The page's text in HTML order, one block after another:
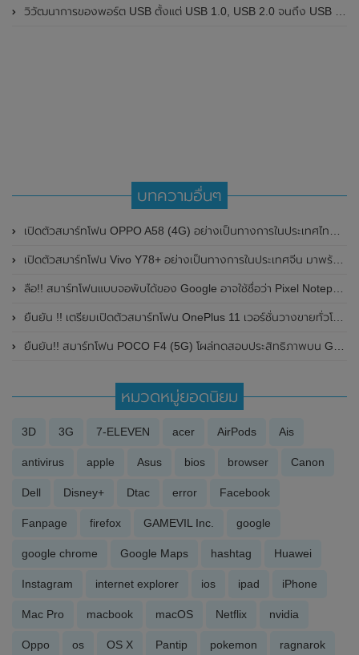
วิวัฒนาการของพอร์ต USB ตั้งแต่ USB 1.0, USB 2.0 จนถึง USB 4 ในปัจจุบัน
บทความอื่นๆ
เปิดตัวสมาร์ทโฟน OPPO A58 (4G) อย่างเป็นทางการในประเทศไทย ในราคาเพียง 6,299 บาท
เปิดตัวสมาร์ทโฟน Vivo Y78+ อย่างเป็นทางการในประเทศจีน มาพร้อมชิปเซ็ต Snapdragon 695 , หน้าจอแสดงผลและแบตเตอรี่ขนาดใหญ่
ลือ!! สมาร์ทโฟนแบบจอพับได้ของ Google อาจใช้ชื่อว่า Pixel Notepad และอาจมีราคาถูกกว่า Samsung Galaxy Z Fold 3
ยืนยัน !! เตรียมเปิดตัวสมาร์ทโฟน OnePlus 11 เวอร์ชั่นวางขายทั่วโลก และหูฟังไร้สาย OnePlus Buds Pro 2 ในวันที่ 7 กุมภาพันธ์ 2023
ยืนยัน!! สมาร์ทโฟน POCO F4 (5G) โผล่ทดสอบประสิทธิภาพบน Geekbench มาพร้อมชิป Qualcomm Snapdragon 870 ลุ้นเปิดตัวในเร็วๆนี้
หมวดหมู่ยอดนิยม
3D 3G 7-ELEVEN acer AirPods Ais
antivirus apple Asus bios browser Canon
Dell Disney+ Dtac error Facebook
Fanpage firefox GAMEVIL Inc. google
google chrome Google Maps hashtag Huawei
Instagram internet explorer ios ipad iPhone
Mac Pro macbook macOS Netflix nvidia
Oppo os OS X Pantip pokemon ragnarok